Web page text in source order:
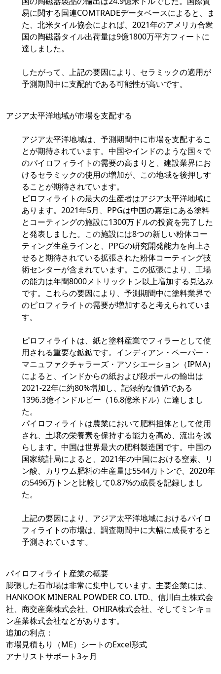
易に関する国連COMTRADEデータベースによると、ま
た、北米タイル協会によれば、2021年のアメリカ合衆
国の陶磁器タイル出荷量は9億1800万平方フィートに
達しました。
したがって、上記の要因により、セラミックの適用が
予測期間中に支配的である可能性が高いです。
アジア太平洋地域が市場を支配する
アジア太平洋地域は、予測期間中に市場を支配するこ
とが期待されています。中国やインドのような国々で
のパイロフィライトの需要の高まりと、建設業界にお
けるセラミックの使用の増加が、この地域を後押しす
ることが期待されています。
ピロフィライトの最大の生産者はアジア太平洋地域に
あります。2021年5月、PPGは中国の嘉定にある塗料
とコーティングの施設に1300万ドルの投資を完了した
と発表しました。この施設には8つの新しい粉体コー
ティング生産ラインと、PPGの研究開発能力を向上さ
せると期待されている拡張された粉体コーティング技
術センターが含まれています。この拡張により、工場
の能力は年間8000メトリックトン以上増加する見込み
です。これらの要因により、予測期間中に塗料業界で
のピロフィライトの需要が増加すると考えられていま
す。
ピロフィライトは、紙と塗料産業でフィラーとして使
用される重要な鉱鉱です。インディアン・ペーパー・
マニュファクチャラーズ・アソシエーション（IPMA）
によると、インドからの紙および段ボールの輸出は
2021-22年に約80%増加し、記録的な価値である
1396.3億インドルピー（16.8億米ドル）に達しまし
た。
パイロフィライトは農業において肥料担体として使用
され、土壌の栄養素を保持する能力を高め、流出を減
らします。中国は世界最大の肥料製造国です。中国の
国家統計局によると、2021年の中国における窒素、リ
ン酸、カリウム肥料の生産量は5544万トンで、2020年
の5496万トンと比較して0.87%の成長を記録しまし
た。
上記の要因により、アジア太平洋地域におけるパイロ
フィライトの市場は、調査期間中に大幅に成長すると
予測されています。
パイロフィライト産業の概要
膨張した石市場は非常に集中しています。主要企業には、
HANKOOK MINERAL POWDER CO. LTD.、信川白土株式会
社、商交産業株式会社、OHIRA株式会社、そしてミンキョ
ン産業株式会社などがあります。
追加の利点：
市場見積もり（ME）シートのExcel形式
アナリストサポート3ヶ月